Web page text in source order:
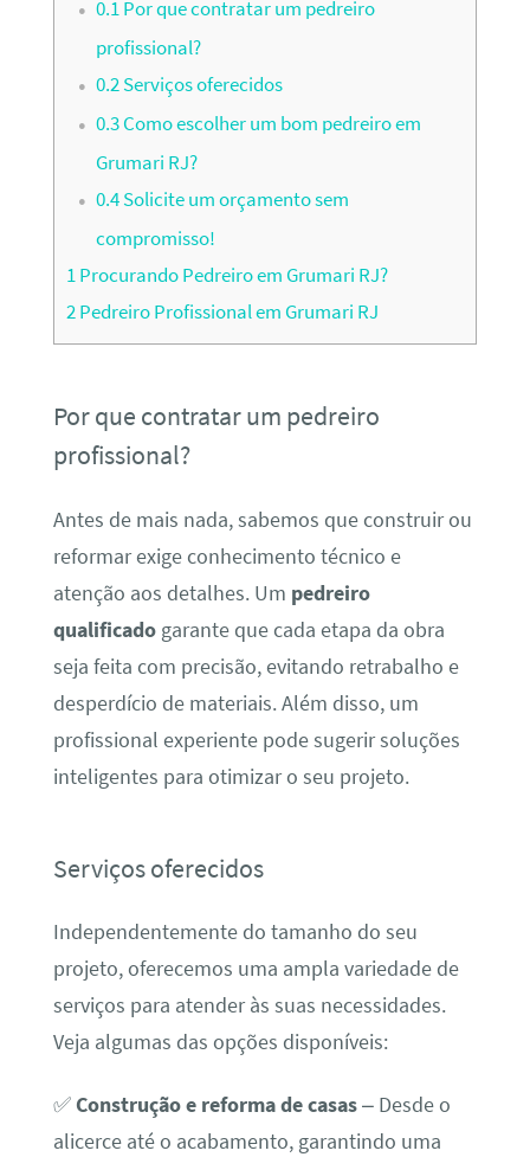
0.1Por que contratar um pedreiro
profissional?
0.2Serviços oferecidos
0.3Como escolher um bom pedreiro em
Grumari RJ?
0.4Solicite um orçamento sem
compromisso!
1Procurando Pedreiro em Grumari RJ?
2Pedreiro Profissional em Grumari RJ
Por que contratar um pedreiro
profissional?
Antes de mais nada, sabemos que construir ou
reformar exige conhecimento técnico e
atenção aos detalhes. Um pedreiro
qualificadogarante que cada etapa da obra
seja feita com precisão, evitando retrabalho e
desperdício de materiais. Além disso, um
profissional experiente pode sugerir soluções
inteligentes para otimizar o seu projeto.
Serviços oferecidos
Independentemente do tamanho do seu
projeto, oferecemos uma ampla variedade de
serviços para atender às suas necessidades.
Veja algumas das opções disponíveis:
✅Construção e reforma de casas– Desde o
alicerce até o acabamento, garantindo uma